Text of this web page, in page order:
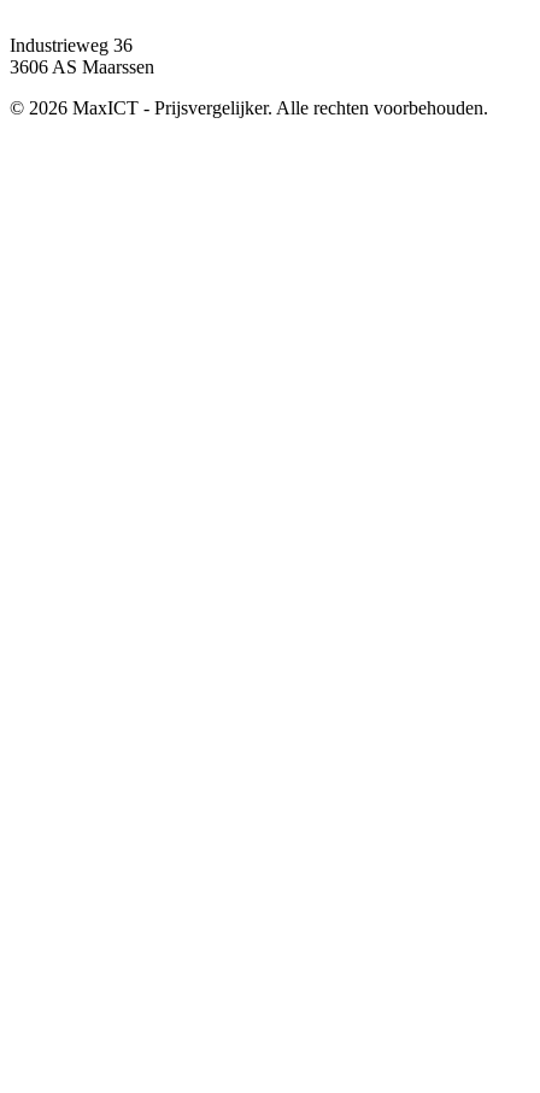
Industrieweg 36
3606 AS Maarssen
© 2026 MaxICT - Prijsvergelijker. Alle rechten voorbehouden.